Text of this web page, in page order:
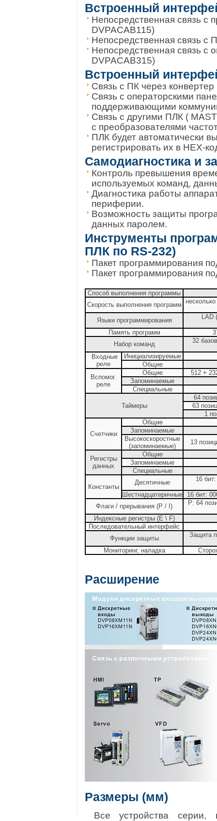
Встроенный
Непосредственная связь с
DVPACAB115)
Непосредственная связь с
Непосредственная связь с
DVPACAB315)
Встроенный
Связь с ПК через
Связь с операторскими
поддерживающими
Связь с другими ПЛК (
с преобразователями
ПЛК будет автоматически
регистрировать их в HEX-
Самодиагностика и
Контроль превышения
используемых команд,
Диагностика работы
периферии.
Возможность защиты
данных паролем.
Инструменты
ПЛК по RS-232)
Пакет программирования
Пакет программирования
Способ выполнения программы
Скорость выполнения программ
Языки программирования LAD
Память программ
Набор команд
32
Входные
реле
Инициализируемые
Общие
Вспомог.
реле
Общие
512 +
Запоминаемые
Специальные
Таймеры
64
63
1
Счетчики
Общие
Запоминаемые
Высокоскоростные
(запоминаемые)
13
Регистры
данных
Общие
Запоминаемые
Специальные
Константы
Десятичные 16
Шестнадцатеричные
16 бит:
Флаги / прерывания (P / I)
P: 64
Индексные регистры (E \ F)
Последовательный интерфейс
Функции защиты
Защита
Мониторинг, наладка
Расширение
Размеры (мм)
Все устройства